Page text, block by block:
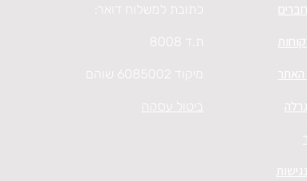
האתר
כתובת למשלוח דואר:
ת.ד 8008
מיקוד 6085002 שוהם
ביטול עסקה